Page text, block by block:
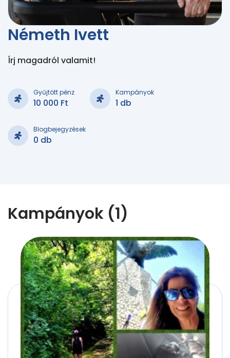
Németh Ivett
Írj magadról valamit!
Gyűjtött pénz
10 000 Ft
Kampányok
1 db
Blogbejegyzések
0 db
Kampányok (1)